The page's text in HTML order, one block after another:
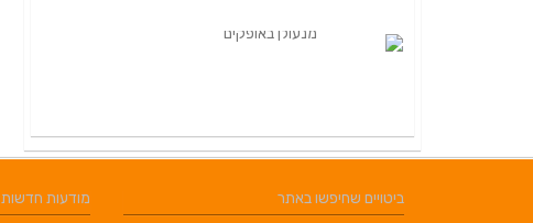
מודעות חדשות ביטויים שחיפשו באתר